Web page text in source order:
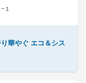
１
華やぐ エコ＆シス